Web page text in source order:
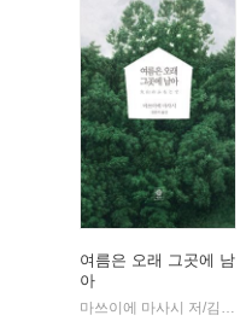
민음사
여름은 오래 그곳에 남
아
마쓰이에 마사시 저/김춘미 역